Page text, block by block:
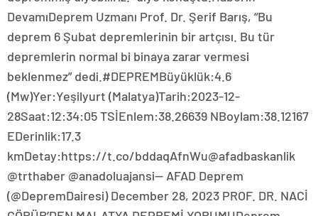
DevamıDeprem Uzmanı Prof. Dr. Şerif Barış, “Bu
deprem 6 Şubat depremlerinin bir artçısı. Bu tür
depremlerin normal bi binaya zarar vermesi
beklenmez” dedi.#DEPREMBüyüklük:4.6
(Mw)Yer:Yeşilyurt (Malatya)Tarih:2023-12-
28Saat:12:34:05 TSİEnlem:38.26639 NBoylam:38.12167
EDerinlik:17.3
kmDetay:https://t.co/bddaqAfnWu@afadbaskanlik
@trthaber @anadoluajansi— AFAD Deprem
(@DepremDairesi) December 28, 2023 PROF. DR. NACİ